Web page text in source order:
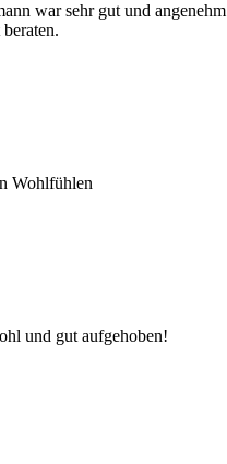
war sehr gut und
Wohlfühlen
und gut aufgehoben!